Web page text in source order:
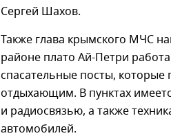
Сергей Шахов.
Также глава крымского МЧС
районе плато Ай-Петри
спасательные посты,
отдыхающим. В пунктах
и радиосвязью, а также
автомобилей.